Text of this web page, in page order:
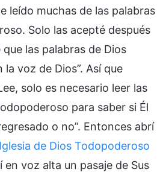
leído muchas de las palabras
Solo las acepté después
las palabras de Dios
voz de Dios”. Así que
solo es necesario leer las
para saber si Él
o no”. Entonces abrí
Iglesia de Dios Todopoderoso
voz alta un pasaje de Sus